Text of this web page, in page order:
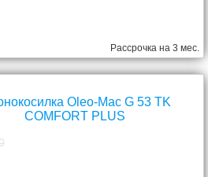
Рассрочка на 3 мес.
Oleo-Mac G 53 TK
COMFORT PLUS